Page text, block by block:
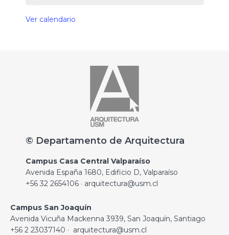
Ver calendario
© Departamento de Arquitectura
Campus Casa Central Valparaíso
Avenida España 1680, Edificio D, Valparaíso
+56 32 2654106 · arquitectura@usm.cl
Campus San Joaquín
Avenida Vicuña Mackenna 3939, San Joaquín, Santiago
+56 2 23037140 · arquitectura@usm.cl